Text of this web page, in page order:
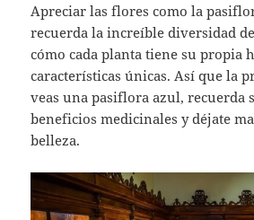
Apreciar las flores como la
recuerda la increíble diversidad
cómo cada planta tiene su propia
características únicas. Así que la
veas una pasiflora azul, recuerda
beneficios medicinales y déjate
belleza.